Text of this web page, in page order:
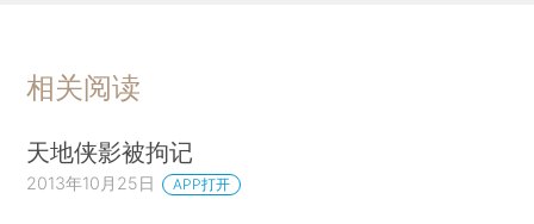
相关阅读
天地侠影被拘记
2013年10月25日 APP打开